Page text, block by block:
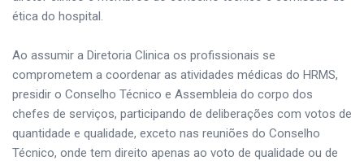
ética do hospital.
Ao assumir a Diretoria Clinica os profissionais se
comprometem a coordenar as atividades médicas do HRMS,
presidir o Conselho Técnico e Assembleia do corpo dos
chefes de serviços, participando de deliberações com votos de
quantidade e qualidade, exceto nas reuniões do Conselho
Técnico, onde tem direito apenas ao voto de qualidade ou de